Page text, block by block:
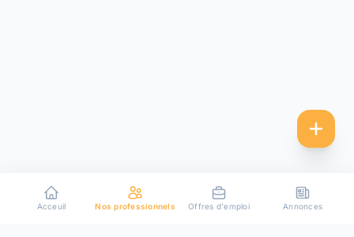
Acceuil Nos professionnels Offres d'emploi Annonces